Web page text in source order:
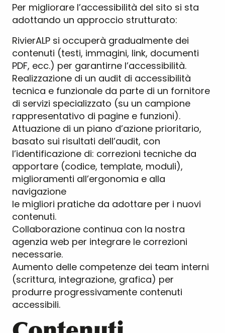
Per migliorare l’accessibilità del sito si sta
adottando un approccio strutturato:
RivierALP si occuperà gradualmente dei
contenuti (testi, immagini, link, documenti
PDF, ecc.) per garantirne l’accessibilità.
Realizzazione di un audit di accessibilità
tecnica e funzionale da parte di un fornitore
di servizi specializzato (su un campione
rappresentativo di pagine e funzioni).
Attuazione di un piano d’azione prioritario,
basato sui risultati dell’audit, con
l’identificazione di: correzioni tecniche da
apportare (codice, template, moduli),
miglioramenti all’ergonomia e alla
navigazione
le migliori pratiche da adottare per i nuovi
contenuti.
Collaborazione continua con la nostra
agenzia web per integrare le correzioni
necessarie.
Aumento delle competenze dei team interni
(scrittura, integrazione, grafica) per
produrre progressivamente contenuti
accessibili.